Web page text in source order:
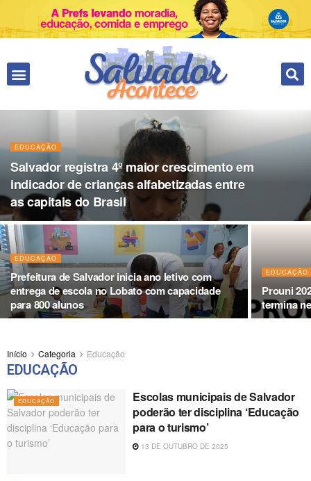
EDUCAÇÃO
Salvador registra 4º maior crescimento em
indicador de crianças alfabetizadas entre
as capitais do Brasil
EDUCAÇÃO
Prefeitura de Salvador inicia ano letivo com
entrega de escola no Lobato com capacidade
para 800 alunos
EDUCAÇÃO
Prouni
termina
Início Categoria Educação
EDUCAÇÃO
EDUCAÇÃO
Escolas municipais de Salvador
poderão ter disciplina ‘Educação
para o turismo’
13 DE OUTUBRO DE 2025